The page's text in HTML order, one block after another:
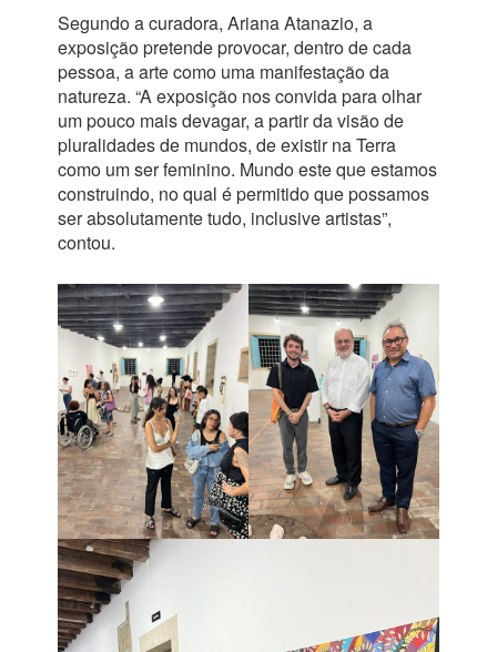
Segundo a curadora, Ariana Atanazio, a
exposição pretende provocar, dentro de cada
pessoa, a arte como uma manifestação da
natureza. “A exposição nos convida para olhar
um pouco mais devagar, a partir da visão de
pluralidades de mundos, de existir na Terra
como um ser feminino. Mundo este que estamos
construindo, no qual é permitido que possamos
ser absolutamente tudo, inclusive artistas”,
contou.